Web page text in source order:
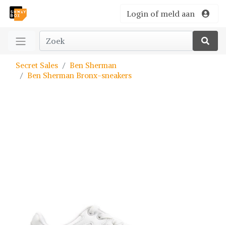
Login of meld aan
Secret Sales
Ben Sherman
Ben Sherman Bronx-sneakers